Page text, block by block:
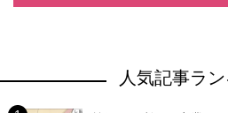
人気記事ラ